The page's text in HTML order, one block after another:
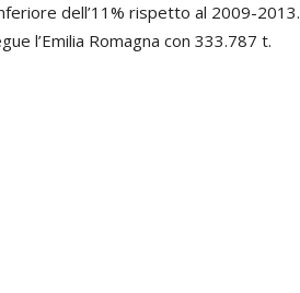
dell’11% rispetto al 2009-2013.
l’Emilia Romagna con 333.787 t.